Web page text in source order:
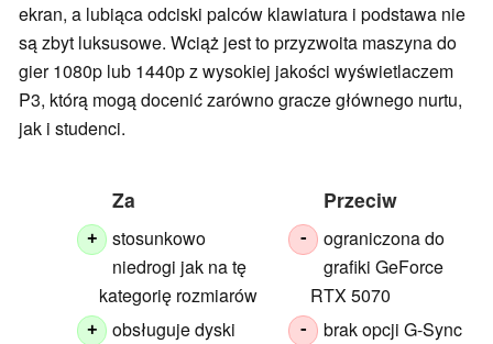
ekran, a lubiąca odciski palców klawiatura i podstawa nie
są zbyt luksusowe. Wciąż jest to przyzwoita maszyna do
gier 1080p lub 1440p z wysokiej jakości wyświetlaczem
P3, którą mogą docenić zarówno gracze głównego nurtu,
jak i studenci.
Za
+
stosunkowo
niedrogi jak na tę
kategorię rozmiarów
+
obsługuje dyski
Przeciw
-
ograniczona do
grafiki GeForce
RTX 5070
-
brak opcji G-Sync